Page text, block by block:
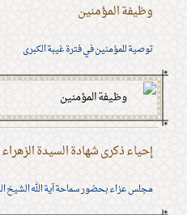
وظيفة المؤمنين
توصية للمؤمنين في فترة غيبة الكبرى
إحياء ذكرى شهادة السيدة الزهراء
مجلس عزاء بحضور سماحة آية الله الشيخ